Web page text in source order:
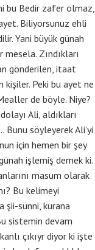
bu Bedir zafer olmaz,
Biliyorsunuz ehli
Yani büyük günah
Zındıkları
gönderilen, itaat
Peki bu ayet ne
de böyle. Niye?
Ali, aldıkları
Bunu söyleyerek Ali’yi
için hemen bir şey
işlemiş demek ki.
masum olarak
Bu kelimeyi
şii-sünni, kurana
sistemin devam
çıkıyr diyor ki işte